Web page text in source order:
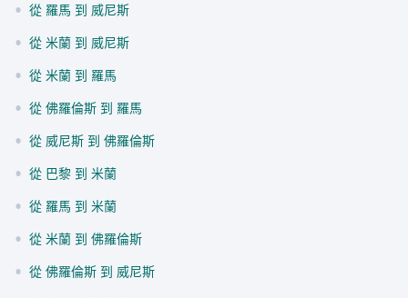
• 從 羅馬 到 威尼斯
• 從 米蘭 到 威尼斯
• 從 米蘭 到 羅馬
• 從 佛羅倫斯 到 羅馬
• 從 威尼斯 到 佛羅倫斯
• 從 巴黎 到 米蘭
• 從 羅馬 到 米蘭
• 從 米蘭 到 佛羅倫斯
• 從 佛羅倫斯 到 威尼斯